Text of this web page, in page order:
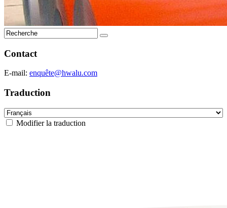
Contact
E-mail: enquête@hwalu.com
Traduction
Modifier la traduction